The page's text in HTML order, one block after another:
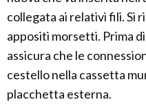
collegata ai relativi fili. Si
appositi morsetti. Prima
assicura che le
cestello nella cassetta
placchetta esterna.